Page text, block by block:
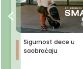
Sigurnost dece u
saobraćaju